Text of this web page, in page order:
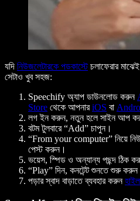
যদি নিউজলেটারকে পডকাস্টেচলাফেরার
সেটাও খুব সহজ:
Speechify অ্যাপ ডাউনলোড করুন
Store থেকে আপনারiOS বা
লগ ইন করুন, নতুন হলে সাইন আপ
বটম টুলবারে “Add” চাপুন।
“From your computer” নিয়ে
পেস্ট করুন।
ভয়েস, স্পিড ও অন্যান্য পছন্দ ঠিক
“Play” দিন, কনটেন্ট শুনতে শুরু
পড়ার স্বাদ বাড়াতে ব্যবহার করুন